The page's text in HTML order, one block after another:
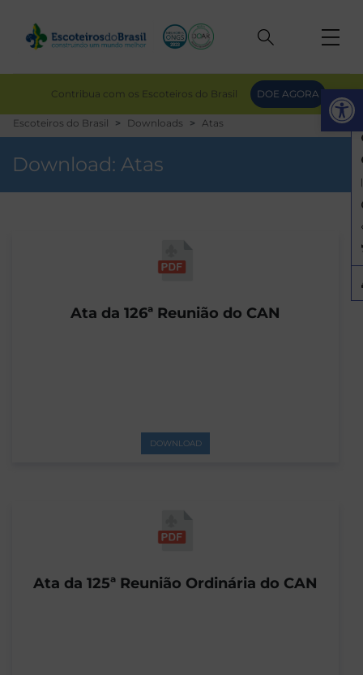
Contribua com os Escoteiros do Brasil DOE AGORA
Escoteiros do Brasil Downloads Atas
Download: Atas
Ata da 126ª Reunião do CAN
DOWNLOAD
Ata da 125ª Reunião Ordinária do CAN